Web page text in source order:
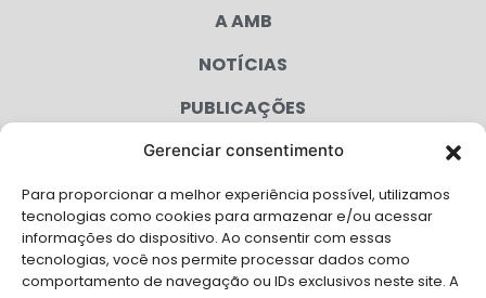
Gerenciar consentimento
Para proporcionar a melhor experiência possível, utilizamos
tecnologias como cookies para armazenar e/ou acessar
informações do dispositivo. Ao consentir com essas
tecnologias, você nos permite processar dados como
comportamento de navegação ou IDs exclusivos neste site. A
A AMB
NOTÍCIAS
PUBLICAÇÕES
CONGRESSO
AGENDA
CAMPANHAS
SERVIÇOS